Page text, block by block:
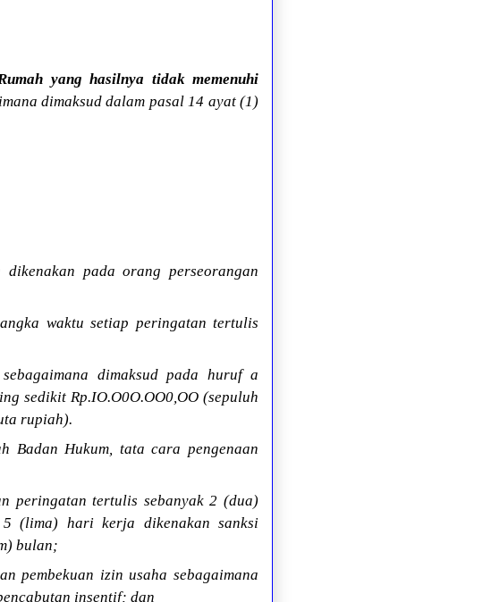
yang hasilnya tidak memenuhi
dimaksud dalam pasal 14 ayat (1)
pada orang perseorangan
waktu setiap peringatan tertulis
dimaksud pada huruf a
sedikit Rp.IO.O0O.OO0,OO (sepuluh
rupiah).
Badan Hukum, tata cara pengenaan
peringatan tertulis sebanyak 2 (dua)
(lima) hari kerja dikenakan sanksi
bulan;
pembekuan izin usaha sebagaimana
insentif; dan